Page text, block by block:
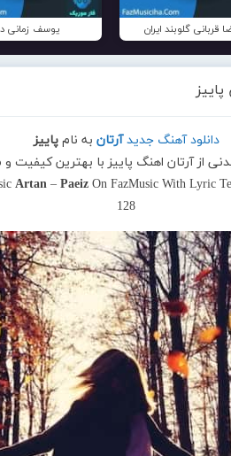
قربانی گلوبند ایران یوسف زمانی
دانلود آهنگ جدید آرتان به نامپاییز
از آرتان اهنگ پاییز با بهترین کیفیت
Artan –Paeiz On FazMusic With Lyric
128